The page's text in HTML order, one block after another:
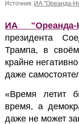
Источник: ИА "Ореанда-
ИА "Ореанда-
президента
Трампа, в
крайне
даже
«Время летит
время, а
даже не может